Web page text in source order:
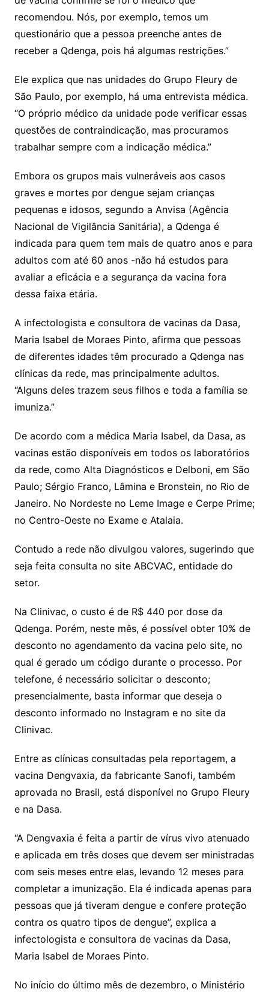
recomendou. Nós, por exemplo, temos um
questionário que a pessoa preenche antes de
receber a Qdenga, pois há algumas restrições.”
Ele explica que nas unidades do Grupo Fleury de
São Paulo, por exemplo, há uma entrevista médica.
“O próprio médico da unidade pode verificar essas
questões de contraindicação, mas procuramos
trabalhar sempre com a indicação médica.”
Embora os grupos mais vulneráveis aos casos
graves e mortes por dengue sejam crianças
pequenas e idosos, segundo a Anvisa (Agência
Nacional de Vigilância Sanitária), a Qdenga é
indicada para quem tem mais de quatro anos e para
adultos com até 60 anos -não há estudos para
avaliar a eficácia e a segurança da vacina fora
dessa faixa etária.
A infectologista e consultora de vacinas da Dasa,
Maria Isabel de Moraes Pinto, afirma que pessoas
de diferentes idades têm procurado a Qdenga nas
clínicas da rede, mas principalmente adultos.
“Alguns deles trazem seus filhos e toda a família se
imuniza.”
De acordo com a médica Maria Isabel, da Dasa, as
vacinas estão disponíveis em todos os laboratórios
da rede, como Alta Diagnósticos e Delboni, em São
Paulo; Sérgio Franco, Lâmina e Bronstein, no Rio de
Janeiro. No Nordeste no Leme Image e Cerpe Prime;
no Centro-Oeste no Exame e Atalaia.
Contudo a rede não divulgou valores, sugerindo que
seja feita consulta no site ABCVAC, entidade do
setor.
Na Clinivac, o custo é de R$ 440 por dose da
Qdenga. Porém, neste mês, é possível obter 10% de
desconto no agendamento da vacina pelo site, no
qual é gerado um código durante o processo. Por
telefone, é necessário solicitar o desconto;
presencialmente, basta informar que deseja o
desconto informado no Instagram e no site da
Clinivac.
Entre as clínicas consultadas pela reportagem, a
vacina Dengvaxia, da fabricante Sanofi, também
aprovada no Brasil, está disponível no Grupo Fleury
e na Dasa.
“A Dengvaxia é feita a partir de vírus vivo atenuado
e aplicada em três doses que devem ser ministradas
com seis meses entre elas, levando 12 meses para
completar a imunização. Ela é indicada apenas para
pessoas que já tiveram dengue e confere proteção
contra os quatro tipos de dengue”, explica a
infectologista e consultora de vacinas da Dasa,
Maria Isabel de Moraes Pinto.
No início do último mês de dezembro, o Ministério